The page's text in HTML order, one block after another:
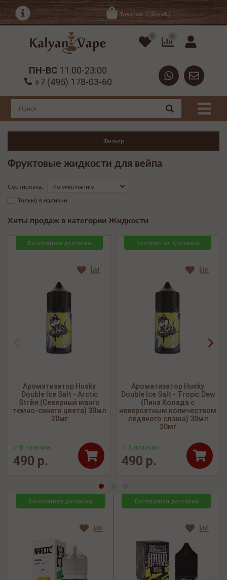
Товаров: 0 (0 руб.)
0 0
ПН-ВС 11:00-23:00
+7 (495) 178-03-60
Фильтр
Фруктовые жидкости для вейпа
Сортировка:
Только в наличии
Хиты продаж в категории Жидкости
Бесплатная доставка
Ароматизатор Husky
Double Ice Salt - Arctic
Strike (Северный манго
темно-синего цвета) 30мл
20мг
✓ В наличии
490 р.
Бесплатная доставка
Ароматизатор Husky
Double Ice Salt - Tropic Dew
(Пина Колада с
невероятным количеством
ледяного слэша) 30мл
20мг
✓ В наличии
490 р.
>
Бесплатная доставка Бесплатная доставка